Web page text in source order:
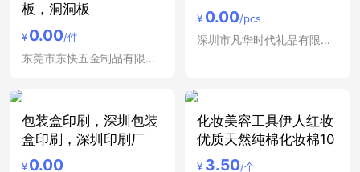
板，洞洞板
¥0.00/件
东莞市东快五金制品有限公司
¥ 0.00/pcs
深圳市凡华时代礼品有限公司
包装盒印刷，深圳包装
盒印刷，深圳印刷厂
¥0.00
化妆美容工具伊人红妆
优质天然纯棉化妆棉10
¥ 3.50/个